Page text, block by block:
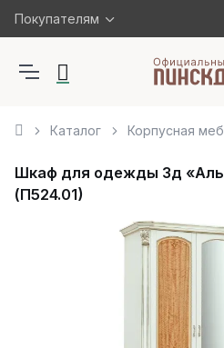
Покупателям
Каталог Корпусная
Шкаф для одежды 3д
(П524.01)